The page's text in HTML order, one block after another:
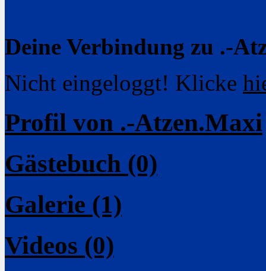
Deine Verbindung zu .-
Nicht eingeloggt! Klicke
Profil von .-Atzen.Maxi
Gästebuch (0)
Galerie (1)
Videos (0)